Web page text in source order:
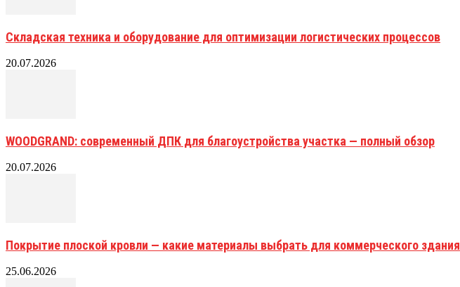
Складская техника и оборудование для оптимизации логистических процессов
20.07.2026
WOODGRAND: современный ДПК для благоустройства участка — полный обзор
20.07.2026
Покрытие плоской кровли — какие материалы выбрать для коммерческого здания
25.06.2026